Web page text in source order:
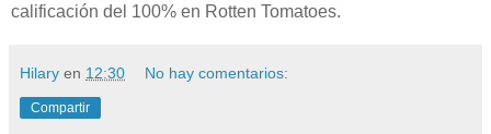
calificación del 100% en Rotten Tomatoes.
Hilary en 12:30 No hay comentarios:
Compartir